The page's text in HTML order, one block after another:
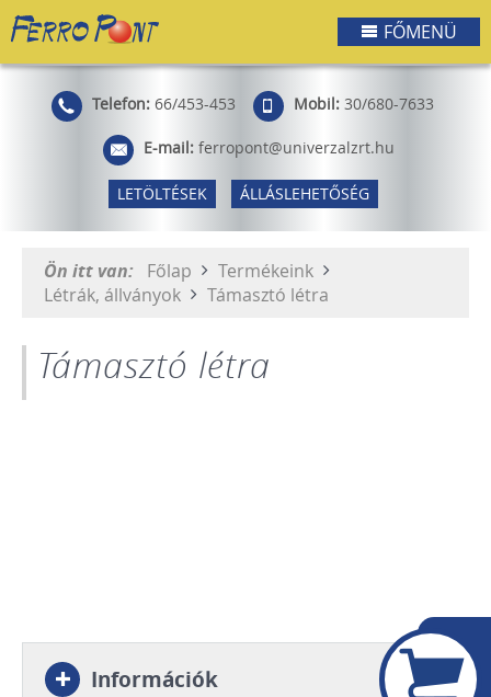
FŐMENÜ
Telefon: 66/453-453 Mobil: 30/680-7633
E-mail: ferropont@univerzalzrt.hu
LETÖLTÉSEK ÁLLÁSLEHETŐSÉG
Ön itt van: Főlap
Termékeink
Létrák, állványok
Támasztó létra
Támasztó létra
Információk